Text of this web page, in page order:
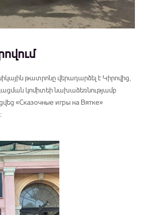
թատրոնը վերադարձել է Կիրովից,
կոմիտեի նախաձեռնությամբ
«Сказочные игры на Вятке»